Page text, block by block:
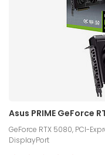
Asus PRIME GeForce
GeForce RTX 5080, PCI-
DisplayPort